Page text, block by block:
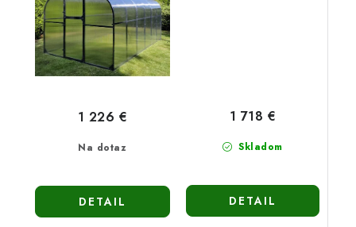
Na dotaz
1 226 €
DETAIL
Skladom
1 718 €
DETAIL